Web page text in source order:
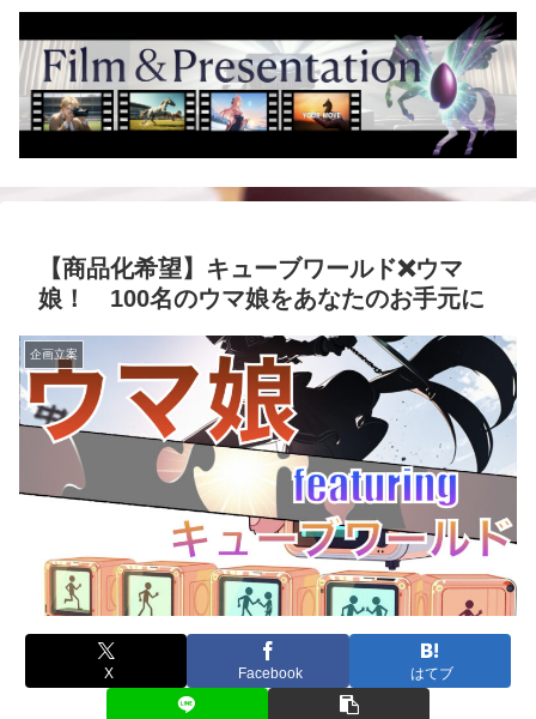
【商品化希望】キューブワールド❌ウマ
娘！ 100名のウマ娘をあなたのお手元に
企画立案
X Facebook はてブ